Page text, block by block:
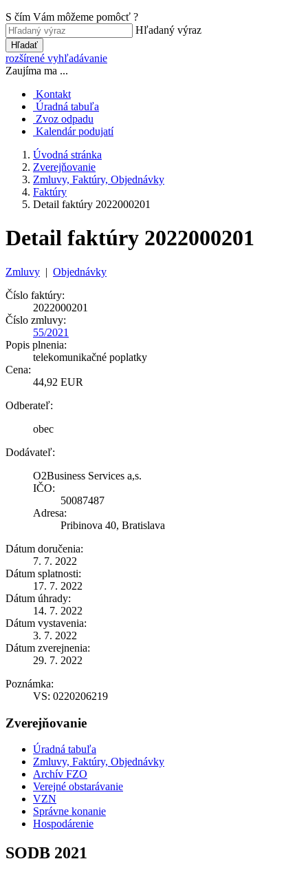
S čím Vám môžeme pomôcť ?
Hľadaný výraz
Hľadať
rozšírené vyhľadávanie
Zaujíma ma ...
Kontakt
Úradná tabuľa
Zvoz odpadu
Kalendár podujatí
Úvodná stránka
Zverejňovanie
Zmluvy, Faktúry, Objednávky
Faktúry
Detail faktúry 2022000201
Detail faktúry 2022000201
Zmluvy | Objednávky
Číslo faktúry:
2022000201
Číslo zmluvy:
55/2021
Popis plnenia:
telekomunikačné poplatky
Cena:
44,92 EUR
Odberateľ:
obec
Dodávateľ:
O2Business Services a,s.
IČO:
50087487
Adresa:
Pribinova 40, Bratislava
Dátum doručenia:
7. 7. 2022
Dátum splatnosti:
17. 7. 2022
Dátum úhrady:
14. 7. 2022
Dátum vystavenia:
3. 7. 2022
Dátum zverejnenia:
29. 7. 2022
Poznámka:
VS: 0220206219
Zverejňovanie
Úradná tabuľa
Zmluvy, Faktúry, Objednávky
Archív FZO
Verejné obstarávanie
VZN
Správne konanie
Hospodárenie
SODB 2021